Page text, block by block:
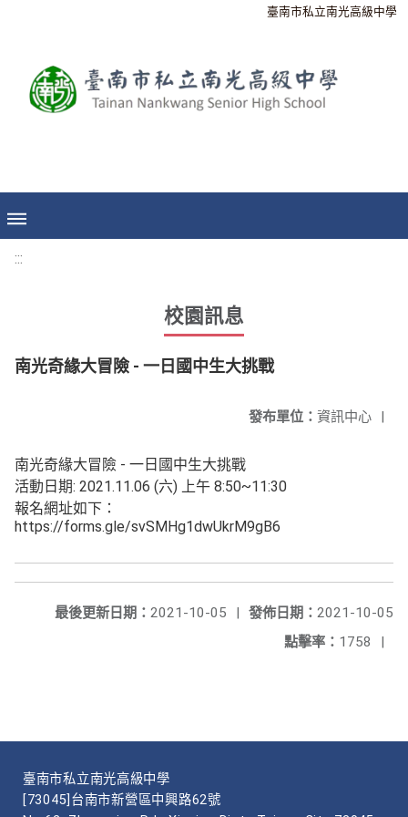
臺南市私立南光高級中學
:::
校園訊息
南光奇緣大冒險 - 一日國中生大挑戰
發布單位： 資訊中心 |
南光奇緣大冒險 - 一日國中生大挑戰
活動日期: 2021.11.06 (六) 上午 8:50~11:30
報名網址如下：
https://forms.gle/svSMHg1dwUkrM9gB6
發佈日期： 2021-10-05
最後更新日期： 2021-10-05
|
點擊率： 1758 |
臺南市私立南光高級中學
[73045]台南市新營區中興路62號